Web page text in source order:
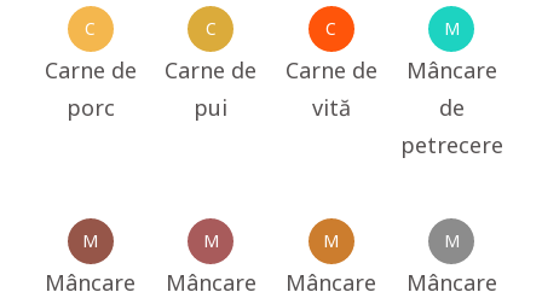
C
Carne de
porc
C
Carne de
pui
C
Carne de
vită
M
Mâncare
de
petrecere
M
Mâncare
M
Mâncare
M
Mâncare
M
Mâncare